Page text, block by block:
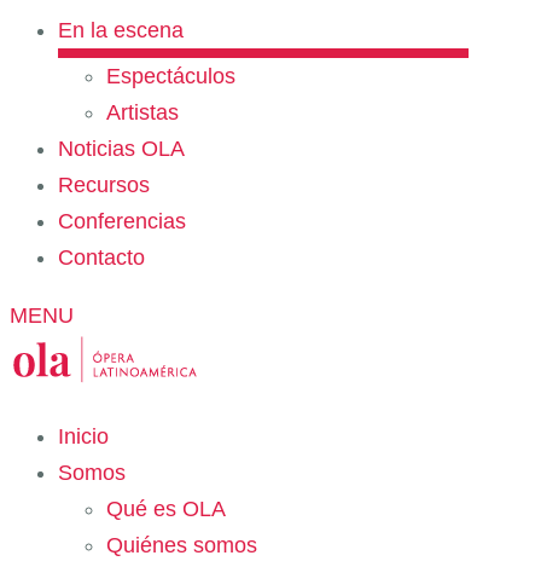
En la escena
Espectáculos
Artistas
Noticias OLA
Recursos
Conferencias
Contacto
MENU
Inicio
Somos
Qué es OLA
Quiénes somos